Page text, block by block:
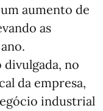
aumento de
as
no
da empresa,
industrial